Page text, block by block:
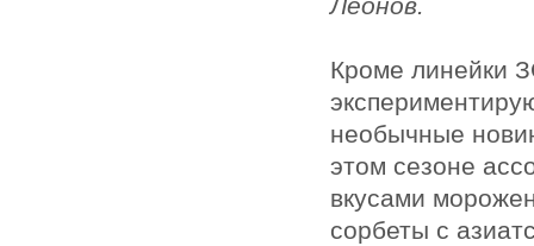
Кроме линейки
необычные
этом сезоне
вкусами
сорбеты с